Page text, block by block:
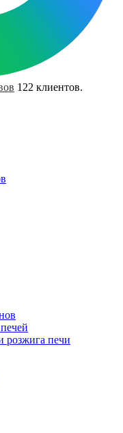
122 клиентов.
розжига печи